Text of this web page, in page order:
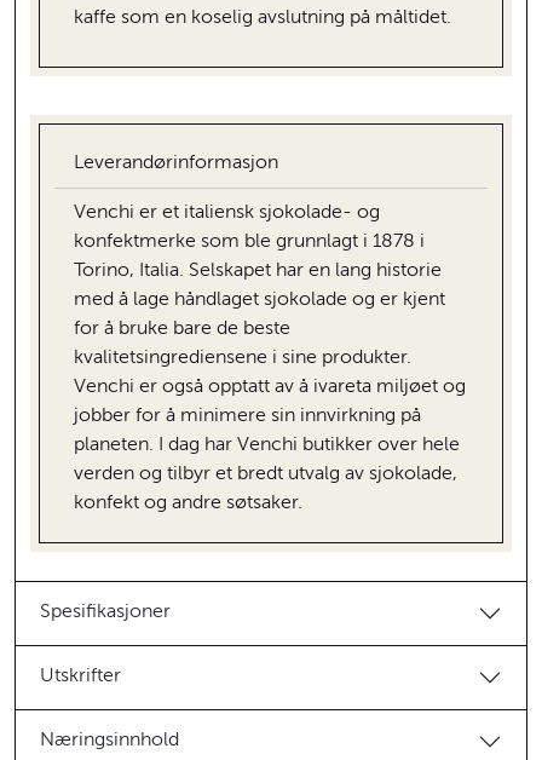
kaffe som en koselig avslutning på måltidet.
Leverandørinformasjon
Venchi er et italiensk sjokolade- og
konfektmerke som ble grunnlagt i 1878 i
Torino, Italia. Selskapet har en lang historie
med å lage håndlaget sjokolade og er kjent
for å bruke bare de beste
kvalitetsingrediensene i sine produkter.
Venchi er også opptatt av å ivareta miljøet og
jobber for å minimere sin innvirkning på
planeten. I dag har Venchi butikker over hele
verden og tilbyr et bredt utvalg av sjokolade,
konfekt og andre søtsaker.
Spesifikasjoner
Utskrifter
Næringsinnhold